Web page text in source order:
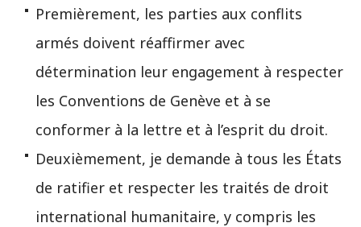
Premièrement, les parties aux conflits
armés doivent réaffirmer avec
détermination leur engagement à respecter
les Conventions de Genève et à se
conformer à la lettre et à l’esprit du droit.
Deuxièmement, je demande à tous les États
de ratifier et respecter les traités de droit
international humanitaire, y compris les